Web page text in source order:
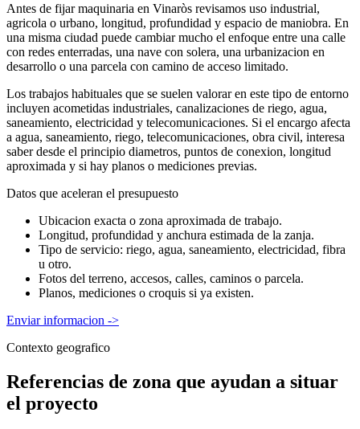
Antes de fijar maquinaria en Vinaròs revisamos uso industrial,
agricola o urbano, longitud, profundidad y espacio de maniobra. En
una misma ciudad puede cambiar mucho el enfoque entre una calle
con redes enterradas, una nave con solera, una urbanizacion en
desarrollo o una parcela con camino de acceso limitado.
Los trabajos habituales que se suelen valorar en este tipo de entorno
incluyen acometidas industriales, canalizaciones de riego, agua,
saneamiento, electricidad y telecomunicaciones. Si el encargo afecta
a agua, saneamiento, riego, telecomunicaciones, obra civil, interesa
saber desde el principio diametros, puntos de conexion, longitud
aproximada y si hay planos o mediciones previas.
Datos que aceleran el presupuesto
Ubicacion exacta o zona aproximada de trabajo.
Longitud, profundidad y anchura estimada de la zanja.
Tipo de servicio: riego, agua, saneamiento, electricidad, fibra
u otro.
Fotos del terreno, accesos, calles, caminos o parcela.
Planos, mediciones o croquis si ya existen.
Enviar informacion ->
Contexto geografico
Referencias de zona que ayudan a situar
el proyecto